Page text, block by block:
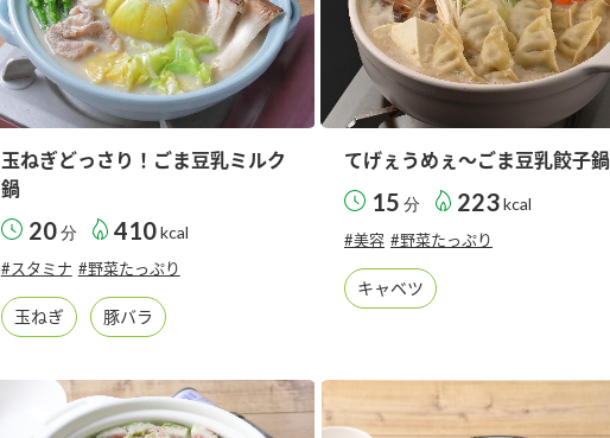
玉ねぎどっさり！ごま豆乳ミルク
鍋
20分 410kcal
#スタミナ #野菜たっぷり
玉ねぎ 豚バラ
てげぇうめぇ～ごま豆乳餃子鍋
15 分 223kcal
#美容 #野菜たっぷり
キャベツ